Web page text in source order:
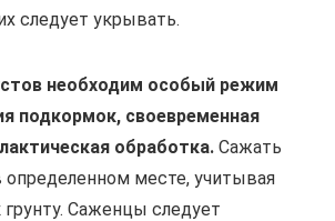
следует укрывать.
необходим особый режим
подкормок, своевременная
обработка. Сажать
определенном месте, учитывая
грунту. Саженцы следует